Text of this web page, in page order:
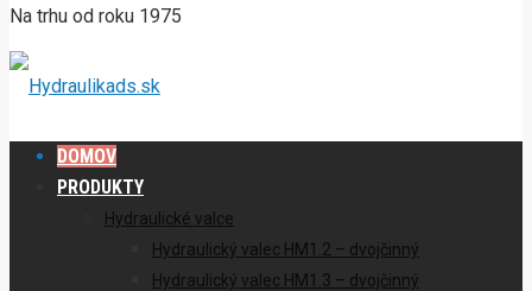
Na trhu od roku 1975
DOMOV
PRODUKTY
Hydraulické valce
Hydraulický valec HM1.2 – dvojčinný
Hydraulický valec HM1.3 – dvojčinný